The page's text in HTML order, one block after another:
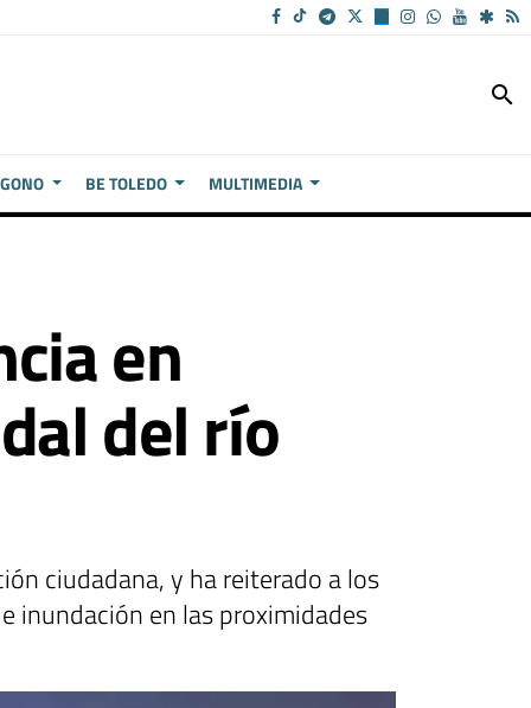
search
BE TOLEDO MULTIMEDIA
en
del río
ciudadana, y ha reiterado a los
inundación en las proximidades